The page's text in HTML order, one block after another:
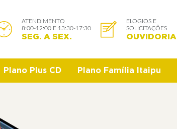
ATENDIMENTO
8:00-12:00 E 13:30-17:30
SEG. A SEX.
ELOGIOS E
SOLICITAÇÕES
OUVIDORIA
Plano Plus CD Plano Família Itaipu